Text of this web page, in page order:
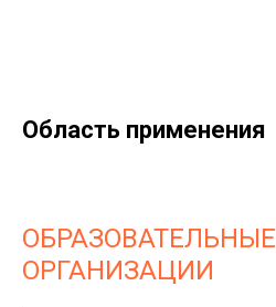
Область применения
ОБРАЗОВАТЕЛЬНЫЕ
ОРГАНИЗАЦИИ